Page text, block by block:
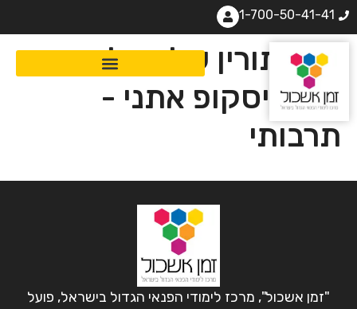
1-700-50-41-41
המסתורין של הבלקנים:
קלידויסקופ אתני -
תרבותי
"זמן אשכול", מרכז לימודי הפנאי הגדול בישראל, פועל